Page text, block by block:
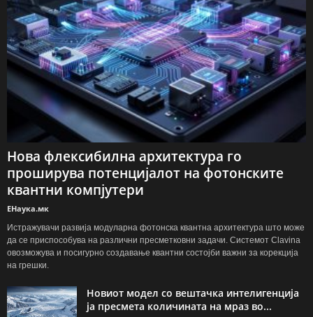
Нова флексибилна архитектура го
проширува потенцијалот на фотонските
квантни компјутери
ЕНаука.мк
Истражувачи развија модуларна фотонска квантна архитектура што може
да се приспособува на различни пресметковни задачи. Системот Clavina
овозможува и посигурно создавање квантни состојби важни за корекција
на грешки.
Новиот модел со вештачка интелигенција
ја пресмета количината на мраз во...